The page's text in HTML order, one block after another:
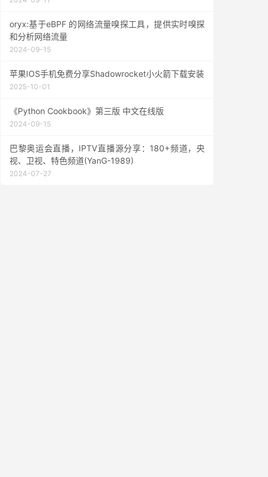
oryx:基于eBPF 的网络流量嗅探工具，提供实时嗅探
和分析网络流量
2024-09-15
苹果IOS手机免费分享Shadowrocket小火箭下载安装
2025-10-01
《Python Cookbook》第三版 中文在线版
2024-09-15
巴黎奥运会直播，IPTV直播源分享：180+频道，央
视、卫视、特色频道(YanG-1989)
2024-07-27